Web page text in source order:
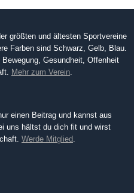
größten und ältesten Sportvereine
Farben sind Schwarz, Gelb, Blau.
Gesundheit, Offenheit
Mehr zum Verein
einen Beitrag und kannst aus
uns hältst du dich fit und wirst
Werde Mitglied